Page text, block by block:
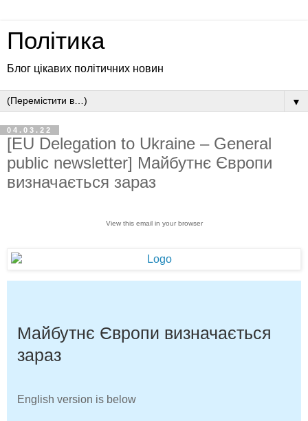
Політика
Блог цікавих політичних новин
▼
04.03.22
[EU Delegation to Ukraine – General
public newsletter] Майбутнє Європи
визначається зараз
View this email in your browser
Майбутнє Європи визначається
зараз
English version is below